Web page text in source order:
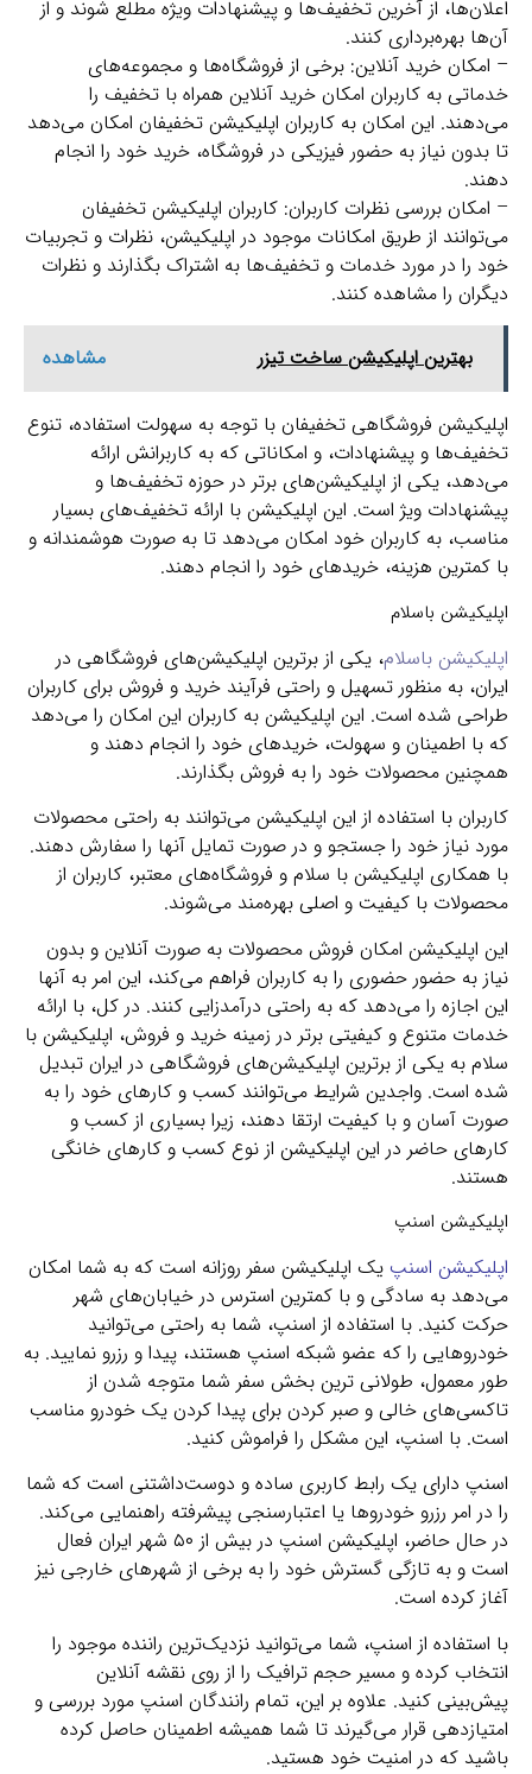
اعلان‌ها، از آخرین تخفیف‌ها و پیشنهادات ویژه مطلع شوند و از
آن‌ها بهره‌برداری کنند.
– امکان خرید آنلاین: برخی از فروشگاه‌ها و مجموعه‌های
خدماتی به کاربران امکان خرید آنلاین همراه با تخفیف را
می‌دهند. این امکان به کاربران اپلیکیشن تخفیفان امکان می‌دهد
تا بدون نیاز به حضور فیزیکی در فروشگاه، خرید خود را انجام
دهند.
– امکان بررسی نظرات کاربران: کاربران اپلیکیشن تخفیفان
می‌توانند از طریق امکانات موجود در اپلیکیشن، نظرات و تجربیات
خود را در مورد خدمات و تخفیف‌ها به اشتراک بگذارند و نظرات
دیگران را مشاهده کنند.
مشاهده بهترین اپلیکیشن ساخت تیزر
اپلیکیشن فروشگاهی تخفیفان با توجه به سهولت استفاده، تنوع
تخفیف‌ها و پیشنهادات، و امکاناتی که به کاربرانش ارائه
می‌دهد، یکی از اپلیکیشن‌های برتر در حوزه تخفیف‌ها و
پیشنهادات ویژ است. این اپلیکیشن با ارائه تخفیف‌های بسیار
مناسب، به کاربران خود امکان می‌دهد تا به صورت هوشمندانه و
با کمترین هزینه، خریدهای خود را انجام دهند.
اپلیکیشن باسلام
اپلیکیشن باسلام، یکی از برترین اپلیکیشن‌های فروشگاهی در
ایران، به منظور تسهیل و راحتی فرآیند خرید و فروش برای کاربران
طراحی شده است. این اپلیکیشن به کاربران این امکان را می‌دهد
که با اطمینان و سهولت، خریدهای خود را انجام دهند و
همچنین محصولات خود را به فروش بگذارند.
کاربران با استفاده از این اپلیکیشن می‌توانند به راحتی محصولات
مورد نیاز خود را جستجو و در صورت تمایل آنها را سفارش دهند.
با همکاری اپلیکیشن با سلام و فروشگاه‌های معتبر، کاربران از
محصولات با کیفیت و اصلی بهره‌مند می‌شوند.
این اپلیکیشن امکان فروش محصولات به صورت آنلاین و بدون
نیاز به حضور حضوری را به کاربران فراهم می‌کند، این امر به آنها
این اجازه را می‌دهد که به راحتی درآمدزایی کنند. در کل، با ارائه
خدمات متنوع و کیفیتی برتر در زمینه خرید و فروش، اپلیکیشن با
سلام به یکی از برترین اپلیکیشن‌های فروشگاهی در ایران تبدیل
شده است. واجدین شرایط می‌توانند کسب و کارهای خود را به
صورت آسان و با کیفیت ارتقا دهند، زیرا بسیاری از کسب و
کارهای حاضر در این اپلیکیشن از نوع کسب و کارهای خانگی
هستند.
اپلیکیشن اسنپ
اپلیکیشن اسنپ یک اپلیکیشن سفر روزانه است که به شما امکان
می‌دهد به سادگی و با کمترین استرس در خیابان‌های شهر
حرکت کنید. با استفاده از اسنپ، شما به راحتی می‌توانید
خودروهایی را که عضو شبکه اسنپ هستند، پیدا و رزرو نمایید. به
طور معمول، طولانی ترین بخش سفر شما متوجه شدن از
تاکسی‌های خالی و صبر کردن برای پیدا کردن یک خودرو مناسب
است. با اسنپ، این مشکل را فراموش کنید.
اسنپ دارای یک رابط کاربری ساده و دوست‌داشتنی است که شما
را در امر رزرو خودروها یا اعتبارسنجی پیشرفته راهنمایی می‌کند.
در حال حاضر، اپلیکیشن اسنپ در بیش از ۵۰ شهر ایران فعال
است و به تازگی گسترش خود را به برخی از شهرهای خارجی نیز
آغاز کرده است.
با استفاده از اسنپ، شما می‌توانید نزدیک‌ترین راننده موجود را
انتخاب کرده و مسیر حجم ترافیک را از روی نقشه آنلاین
پیش‌بینی کنید. علاوه بر این، تمام رانندگان اسنپ مورد بررسی و
امتیازدهی قرار می‌گیرند تا شما همیشه اطمینان حاصل کرده
باشید که در امنیت خود هستید.